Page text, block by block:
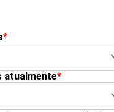
*
atualmente*